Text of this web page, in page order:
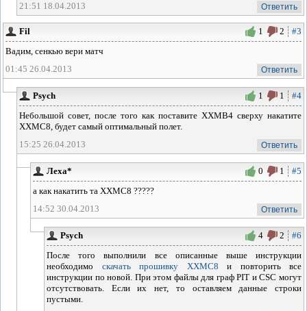
21:51 18.04.2013
Ответить
Fil #3
2
1
Вадим, сенкью вери матч
01:45 26.04.2013
Ответить
Psych #4
1
1
Небольшой совет, после того как поставите XXMB4 сверху накатите
XXMC8, будет самый оптимальный полет.
15:25 26.04.2013
Ответить
Леха* #5
1
0
а как накатить та XXMC8 ?????
14:52 30.04.2013
Ответить
Psych #6
2
4
После того выполнили все описанные выше инструкции
необходимо скачать прошивку XXMC8 и повторить все
инструкции по новой. При этом файлы для граф PIT и CSC могут
отсутствовать. Если их нет, то оставляем данные строки
пустыми.